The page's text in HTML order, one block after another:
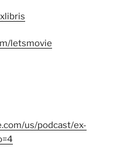
letsmovie
us/podcast/ex-